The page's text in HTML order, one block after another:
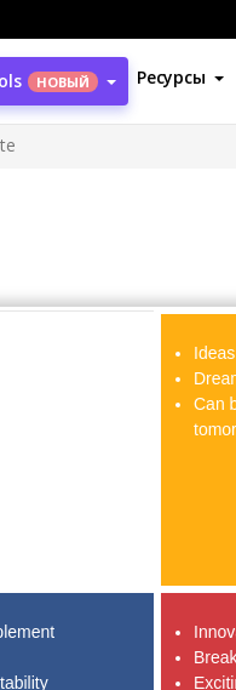
НОВЫЙ Ресурсы